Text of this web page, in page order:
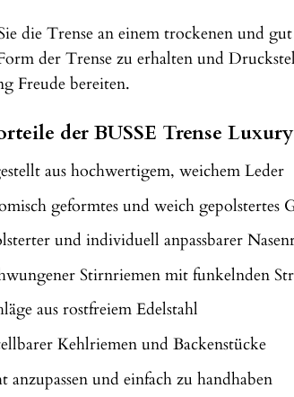
die Trense an einem trockenen und
der Trense zu erhalten und
Freude bereiten.
der BUSSE Trense
aus hochwertigem, weichem Leder
geformtes und weich gepolstertes
und individuell anpassbarer
Stirnriemen mit funkelnden
aus rostfreiem Edelstahl
Kehlriemen und Backenstücke
anzupassen und einfach zu handhaben